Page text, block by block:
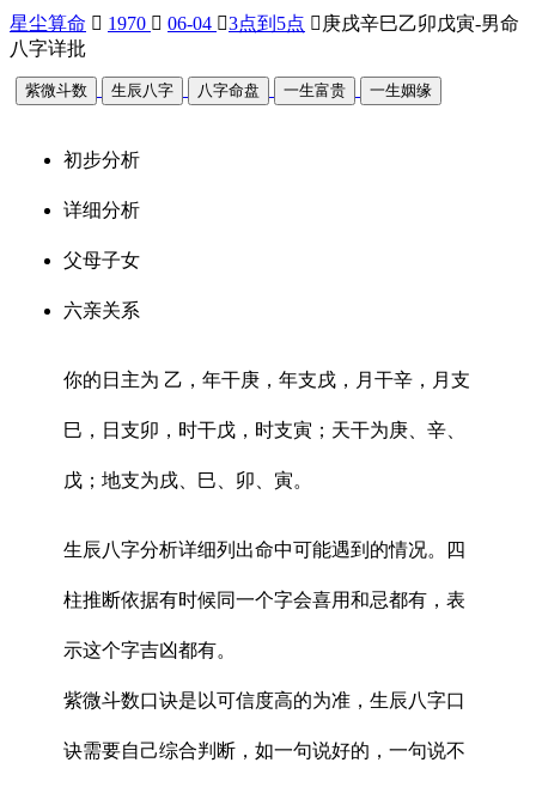
星尘算命  1970  06-04 3点到5点  庚戌辛巳乙卯戊寅-男命
八字详批
紫微斗数 生辰八字 八字命盘 一生富贵 一生姻缘
初步分析
详细分析
父母子女
六亲关系
你的日主为 乙，年干庚，年支戌，月干辛，月支
巳，日支卯，时干戊，时支寅；天干为庚、辛、
戊；地支为戌、巳、卯、寅。
生辰八字分析详细列出命中可能遇到的情况。四
柱推断依据有时候同一个字会喜用和忌都有，表
示这个字吉凶都有。
紫微斗数口诀是以可信度高的为准，生辰八字口
诀需要自己综合判断，如一句说好的，一句说不